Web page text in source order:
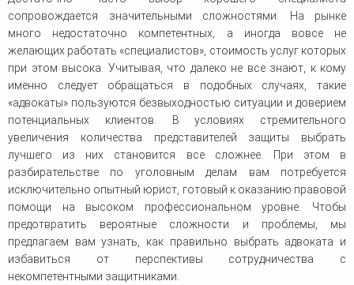
сопровождается значительными сложностями. На рынке
много недостаточно компетентных, а иногда вовсе не
желающих работать «специалистов», стоимость услуг которых
при этом высока. Учитывая, что далеко не все знают, к кому
именно следует обращаться в подобных случаях, такие
«адвокаты» пользуются безвыходностью ситуации и доверием
потенциальных клиентов. В условиях стремительного
увеличения количества представителей защиты выбрать
лучшего из них становится все сложнее. При этом в
разбирательстве по уголовным делам вам потребуется
исключительно опытный юрист, готовый к оказанию правовой
помощи на высоком профессиональном уровне. Чтобы
предотвратить вероятные сложности и проблемы, мы
предлагаем вам узнать, как правильно выбрать адвоката и
избавиться от перспективы сотрудничества с
некомпетентными защитниками.